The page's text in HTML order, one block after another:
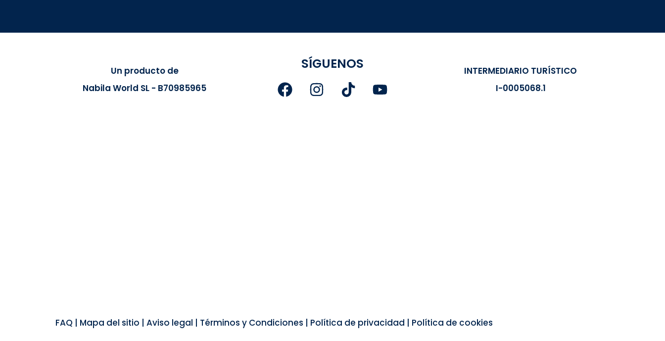
Un producto de
Nabila World SL - B70985965
SÍGUENOS
INTERMEDIARIO TURÍSTICO
I-0005068.1
FAQ | Mapa del sitio | Aviso legal | Términos y Condiciones | Política de privacidad | Política de cookies